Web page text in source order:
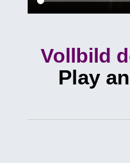
Vollbild
Play